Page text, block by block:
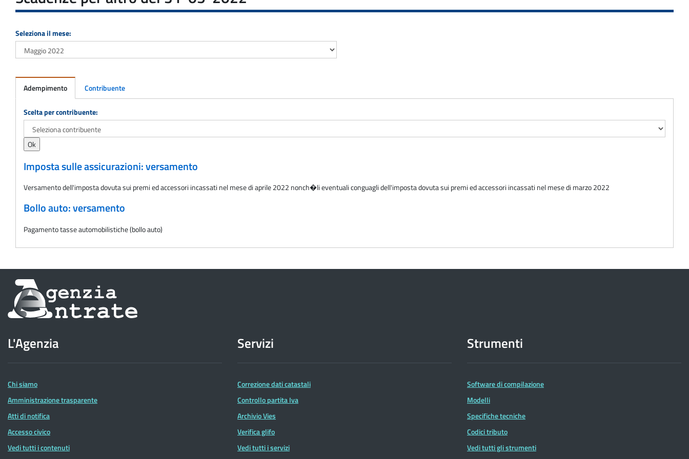
Seleziona il mese:
Adempimento Contribuente
Adempimento
Scelta per contribuente:
Imposta sulle assicurazioni: versamento
Versamento dell'imposta dovuta sui premi ed accessori incassati nel mese di aprile 2022 nonch�li eventuali conguagli dell'imposta dovuta sui premi ed accessori incassati nel mese di marzo 2022
Bollo auto: versamento
Pagamento tasse automobilistiche (bollo auto)
Informazioni
sul
dell'Agenzia
delle
Entrate
L'Agenzia
Chi siamo
Amministrazione trasparente
Atti di notifica
Accesso civico
Vedi tutti i contenuti
Servizi
Correzione dati catastali
Controllo partita Iva
Archivio Vies
Verifica glifo
Vedi tutti i servizi
Strumenti
Software di compilazione
Modelli
Specifiche tecniche
Codici tributo
Vedi tutti gli strumenti